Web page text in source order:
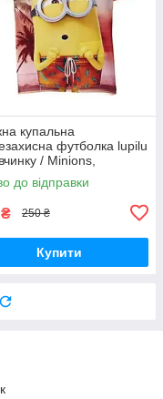
купальна
футболка lupilu
/ Minions,
/ р.74-80, 6-12 міс.
до відправки
₴ 250 ₴
Купити